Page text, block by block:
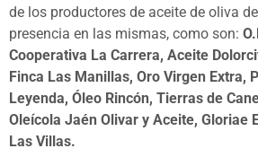
de los productores de aceite de oliva
presencia en las mismas, como son:
Cooperativa La Carrera, Aceite
Finca Las Manillas, Oro Virgen Extra,
Leyenda, Óleo Rincón, Tierras de
Oleícola Jaén Olivar y Aceite, Gloriae
Las Villas.